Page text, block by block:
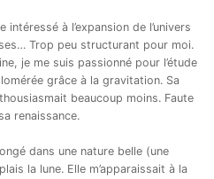
à l’expansion de l’univers
Trop peu structurant pour moi.
je me suis passionné pour l’étude
grâce à la gravitation. Sa
beaucoup moins. Faute
renaissance.
dans une nature belle (une
la lune. Elle m’apparaissait à la